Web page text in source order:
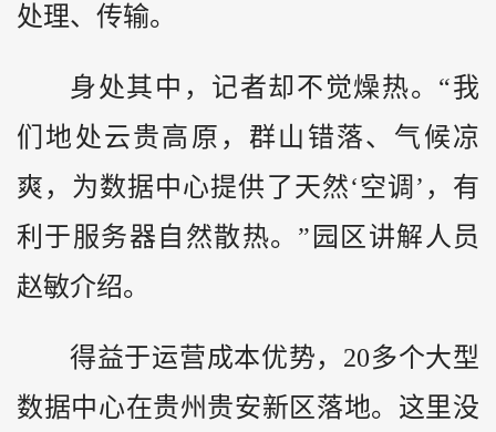
处理、传输。
身处其中，记者却不觉燥热。“我
们地处云贵高原，群山错落、气候凉
爽，为数据中心提供了天然‘空调’，有
利于服务器自然散热。”园区讲解人员
赵敏介绍。
得益于运营成本优势，20多个大型
数据中心在贵州贵安新区落地。这里没